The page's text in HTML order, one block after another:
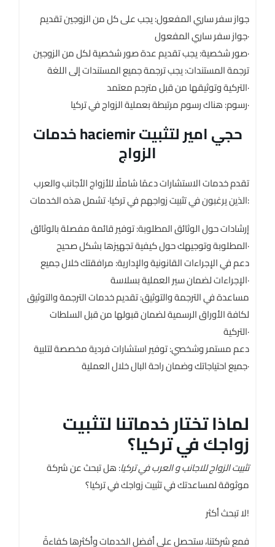
جواز سفر ساري المفعول: يجب على كل من الزوجين تقديم
جواز سفر ساري المفعول·
صور شخصية: يجب تقديم عدة صور شخصية لكل من الزوجين·
ترجمة المستندات: يجب ترجمة جميع المستندات إلى اللغة
التركية وتوثيقها من قبل مترجم معتمد·
رسوم: هناك رسوم مرتبطة بعملية الزواج في تركيا·
خدمات haciemir حجي امير لتثبيت
الزواج
تقدم خدمات الاستشارات دعمًا شاملًا للأزواج الأجانب والعرب
الذين يرغبون في تثبيت زواجهم في تركيا· تشمل هذه الخدمات:
إرشادات حول الوثائق المطلوبة: توفير قائمة مفصلة بالوثائق
المطلوبة وتوجيهك حول كيفية تجهيزها بشكل صحيح·
دعم في الإجراءات القانونية والإدارية: مرافقتك خلال جميع
الإجراءات لضمان سير العملية بسلاسة·
مساعدة في الترجمة والتوثيق: تقديم خدمات الترجمة والتوثيق
لكافة الأوراق الرسمية لضمان قبولها من قبل السلطات
التركية·
دعم مستمر وشخصي: توفير استشارات فردية مخصصة لتلبية
جميع احتياجاتك وضمان راحة البال خلال العملية·
لماذا تختار خدماتنا لتثبيت
زواجك في تركيا؟
تثبيت الزواج للاجانب و العرب في تركيا: هل تبحث عن شركة
موثوقة لمساعدتك في تثبيت زواجك في تركيا؟
لا تبحث أكثر!
فمع شركتنا، ستحصل على أفضل الخدمات وأكثرها كفاءةً